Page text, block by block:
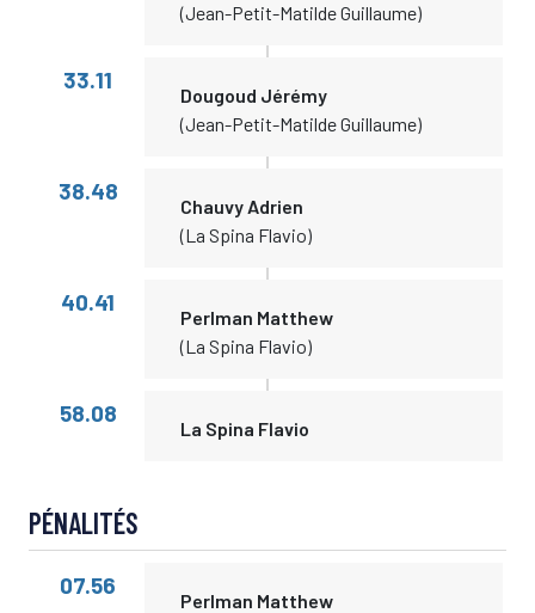
(Jean-Petit-Matilde Guillaume)
33.11
Dougoud Jérémy
(Jean-Petit-Matilde Guillaume)
38.48
Chauvy Adrien
(La Spina Flavio)
40.41
Perlman Matthew
(La Spina Flavio)
58.08
La Spina Flavio
PÉNALITÉS
07.56
Perlman Matthew